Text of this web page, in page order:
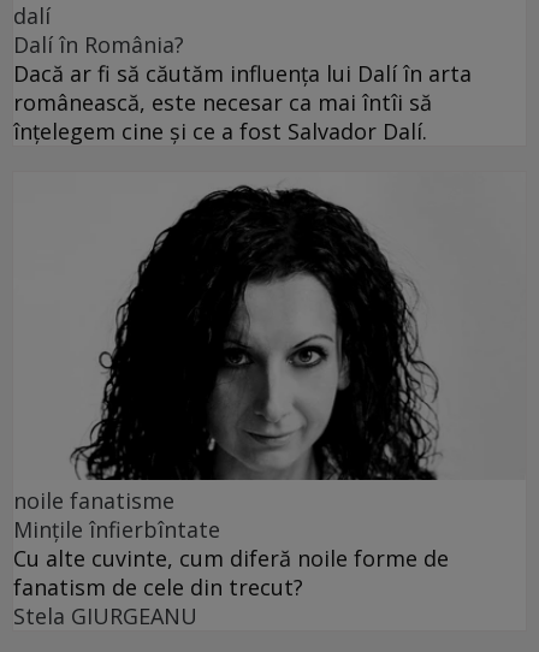
dalí
Dalí în România?
Dacă ar fi să căutăm influența lui Dalí în arta
românească, este necesar ca mai întîi să
înțelegem cine și ce a fost Salvador Dalí.
noile fanatisme
Mințile înfierbîntate
Cu alte cuvinte, cum diferă noile forme de
fanatism de cele din trecut?
Stela GIURGEANU